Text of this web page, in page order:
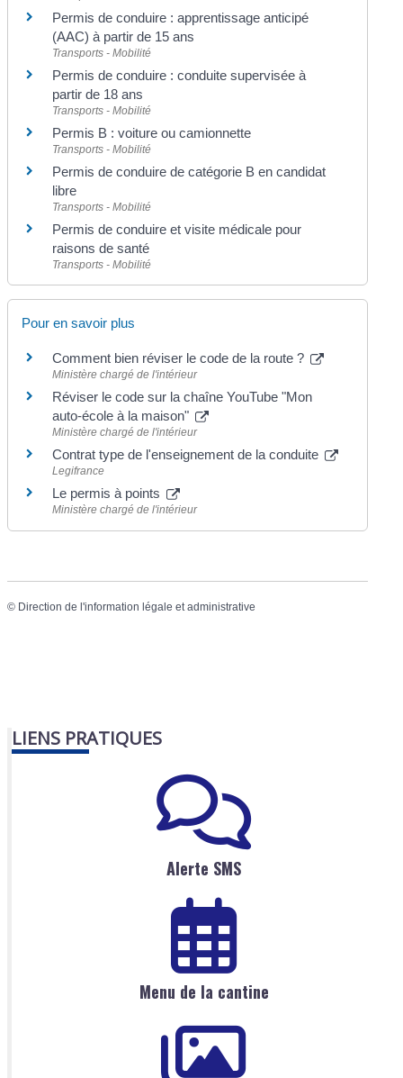
Permis de conduire : apprentissage anticipé
(AAC) à partir de 15 ans
Transports - Mobilité
Permis de conduire : conduite supervisée à
partir de 18 ans
Transports - Mobilité
Permis B : voiture ou camionnette
Transports - Mobilité
Permis de conduire de catégorie B en candidat
libre
Transports - Mobilité
Permis de conduire et visite médicale pour
raisons de santé
Transports - Mobilité
Pour en savoir plus
Comment bien réviser le code de la route ?
Ministère chargé de l'intérieur
Réviser le code sur la chaîne YouTube "Mon
auto-école à la maison"
Ministère chargé de l'intérieur
Contrat type de l'enseignement de la conduite
Legifrance
Le permis à points
Ministère chargé de l'intérieur
© Direction de l'information légale et administrative
LIENS PRATIQUES
Alerte SMS
Menu de la cantine